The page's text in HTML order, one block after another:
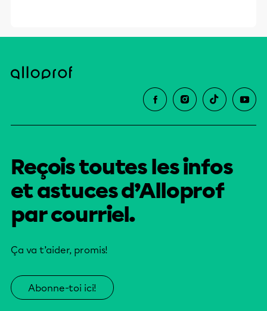
2? J??8??5"k? ?
Reçois toutes les infos
et astuces d’Alloprof
par courriel.
Ça va t’aider, promis!
Abonne-toi ici!